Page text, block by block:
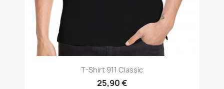
T-Shirt 911 Classic
25,90 €